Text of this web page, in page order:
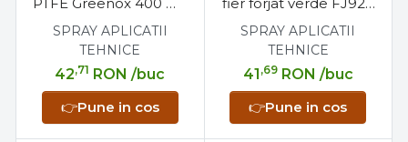
anticoroziv, anti-rugina,
lubrifiere de lunga
durata
SPRAY APLICATII
TEHNICE
42,71 RON /buc
👉Pune in cos
400 ml, 2 in 1 grund
epoxi si finisaj
SPRAY APLICATII
TEHNICE
41 ,69 RON /buc
👉Pune in cos